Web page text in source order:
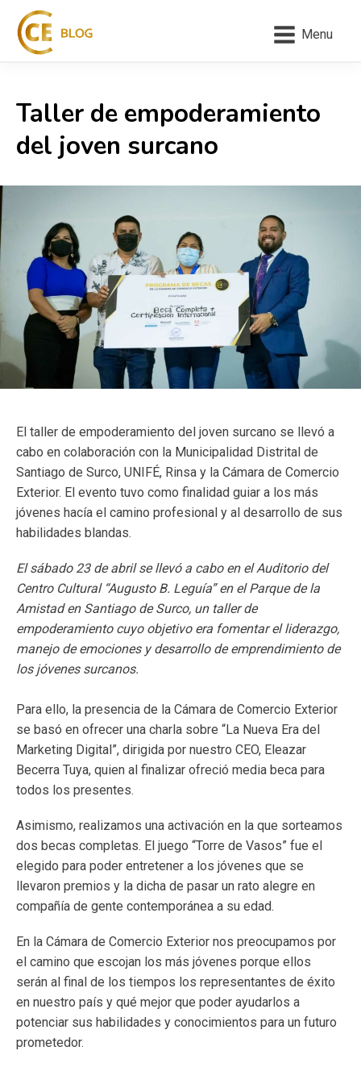
Menu
Taller de empoderamiento
del joven surcano
El taller de empoderamiento del joven surcano se llevó a
cabo en colaboración con la Municipalidad Distrital de
Santiago de Surco, UNIFÉ, Rinsa y la Cámara de Comercio
Exterior. El evento tuvo como finalidad guiar a los más
jóvenes hacía el camino profesional y al desarrollo de sus
habilidades blandas.
El sábado 23 de abril se llevó a cabo en el Auditorio del
Centro Cultural “Augusto B. Leguía” en el Parque de la
Amistad en Santiago de Surco, un taller de
empoderamiento cuyo objetivo era fomentar el liderazgo,
manejo de emociones y desarrollo de emprendimiento de
los jóvenes surcanos.
Para ello, la presencia de la Cámara de Comercio Exterior
se basó en ofrecer una charla sobre “La Nueva Era del
Marketing Digital”, dirigida por nuestro CEO, Eleazar
Becerra Tuya, quien al finalizar ofreció media beca para
todos los presentes.
Asimismo, realizamos una activación en la que sorteamos
dos becas completas. El juego “Torre de Vasos” fue el
elegido para poder entretener a los jóvenes que se
llevaron premios y la dicha de pasar un rato alegre en
compañía de gente contemporánea a su edad.
En la Cámara de Comercio Exterior nos preocupamos por
el camino que escojan los más jóvenes porque ellos
serán al final de los tiempos los representantes de éxito
en nuestro país y qué mejor que poder ayudarlos a
potenciar sus habilidades y conocimientos para un futuro
prometedor.